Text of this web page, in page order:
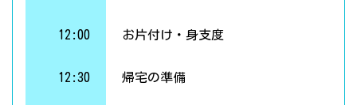
12:00 お片付け・身支度
12:30 帰宅の準備